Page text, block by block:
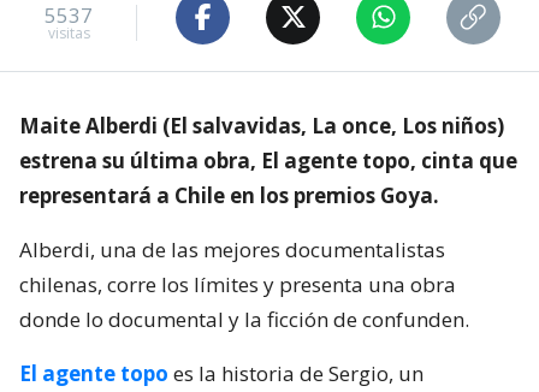
5537
visitas
Maite Alberdi (El salvavidas, La once, Los niños)
estrena su última obra, El agente topo, cinta que
representará a Chile en los premios Goya.
Alberdi, una de las mejores documentalistas
chilenas, corre los límites y presenta una obra
donde lo documental y la ficción de confunden.
El agente topo es la historia de Sergio, un